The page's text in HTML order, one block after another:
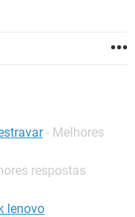
- Melhores
respostas
lenovo